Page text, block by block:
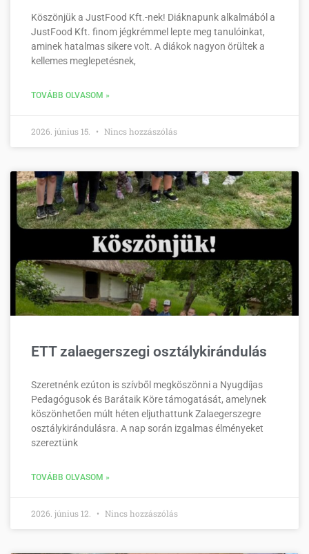
Köszönjük a JustFood Kft.-nek! Diáknapunk alkalmából a
JustFood Kft. finom jégkrémmel lepte meg tanulóinkat,
aminek hatalmas sikere volt. A diákok nagyon örültek a
kellemes meglepetésnek,
TOVÁBB OLVASOM »
2026. június 15. Nincs hozzászólás
ETT zalaegerszegi osztálykirándulás
Szeretnénk ezúton is szívből megköszönni a Nyugdíjas
Pedagógusok és Barátaik Köre támogatását, amelynek
köszönhetően múlt héten eljuthattunk Zalaegerszegre
osztálykirándulásra. A nap során izgalmas élményeket
szereztünk
TOVÁBB OLVASOM »
2026. június 12. Nincs hozzászólás